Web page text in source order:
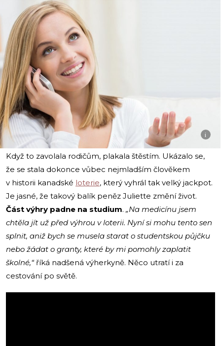
i
Když to zavolala rodičům, plakala štěstím. Ukázalo se,
že se stala dokonce vůbec nejmladším člověkem
v historii kanadské loterie, který vyhrál tak velký jackpot.
Je jasné, že takový balík peněz Juliette změní život.
Část výhry padne na studium. „Na medicínu jsem
chtěla jít už před výhrou v loterii. Nyní si mohu tento sen
splnit, aniž bych se musela starat o studentskou půjčku
nebo žádat o granty, které by mi pomohly zaplatit
školné,“říká nadšená výherkyně. Něco utratí i za
cestování po světě.